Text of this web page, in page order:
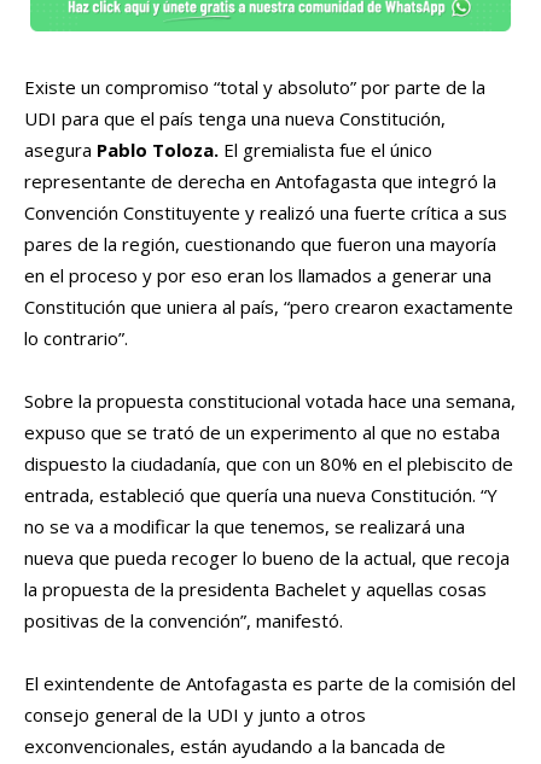
Existe un compromiso “total y absoluto” por parte de la
UDI para que el país tenga una nueva Constitución,
asegura Pablo Toloza. El gremialista fue el único
representante de derecha en Antofagasta que integró la
Convención Constituyente y realizó una fuerte crítica a sus
pares de la región, cuestionando que fueron una mayoría
en el proceso y por eso eran los llamados a generar una
Constitución que uniera al país, “pero crearon exactamente
lo contrario”.
Sobre la propuesta constitucional votada hace una semana,
expuso que se trató de un experimento al que no estaba
dispuesto la ciudadanía, que con un 80% en el plebiscito de
entrada, estableció que quería una nueva Constitución. “Y
no se va a modificar la que tenemos, se realizará una
nueva que pueda recoger lo bueno de la actual, que recoja
la propuesta de la presidenta Bachelet y aquellas cosas
positivas de la convención”, manifestó.
El exintendente de Antofagasta es parte de la comisión del
consejo general de la UDI y junto a otros
exconvencionales, están ayudando a la bancada de